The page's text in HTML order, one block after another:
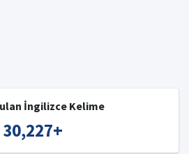
İngilizce Kelime
30,227+